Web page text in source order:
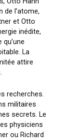
de l’atome,
et Otto
inédite,
La
attire
recherches.
militaires
secrets. Le
physiciens
ou Richard